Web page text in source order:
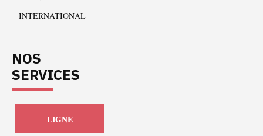
INTERNATIONAL
NOS
SERVICES
LIGNE